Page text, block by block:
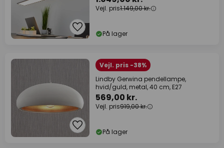
Vejl. pris1.149,00 kr.
På lager
Vejl. pris -38%
Lindby Gerwina pendellampe,
hvid/guld, metal, 40 cm, E27
569,00 kr.
Vejl. pris919,00 kr.
På lager